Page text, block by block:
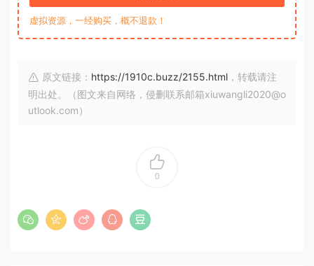
虚拟资源，一经购买，概不退款！
原文链接： https://1910c.buzz/2155.html ，转载请注
明出处。（图文来自网络，侵删联系邮箱xiuwangli2020@o
utlook.com）
0